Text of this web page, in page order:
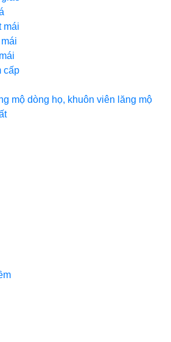
mái
cấp
mộ dòng họ, khuôn viên lăng mộ